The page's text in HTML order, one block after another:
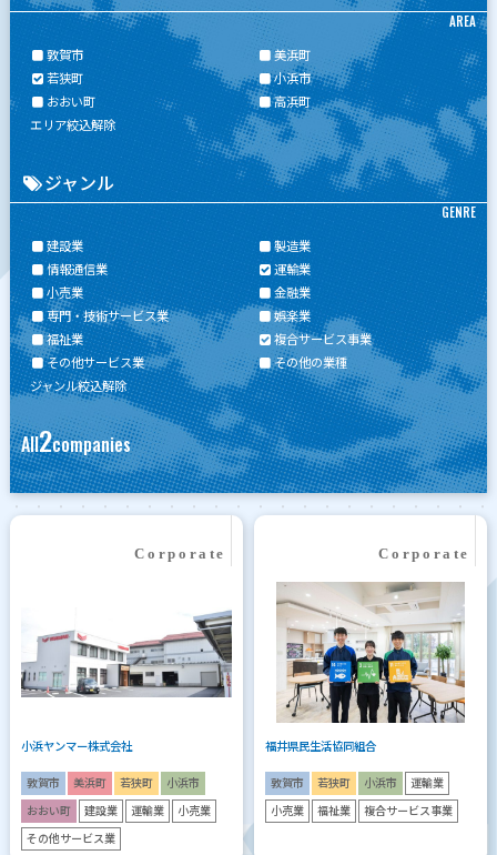
AREA
敦賀市
美浜町
若狭町
小浜市
おおい町
高浜町
エリア絞込解除
ジャンル
GENRE
建設業
製造業
情報通信業
運輸業
小売業
金融業
専門・技術サービス業
娯楽業
福祉業
複合サービス事業
その他サービス業
その他の業種
ジャンル絞込解除
All2companies
小浜ヤンマー株式会社
敦賀市 美浜町 若狭町 小浜市
おおい町 建設業 運輸業 小売業
その他サービス業
福井県民生活協同組合
敦賀市 若狭町 小浜市 運輸業
小売業 福祉業 複合サービス事業